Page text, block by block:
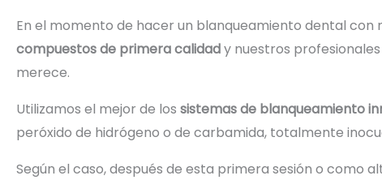
En el momento de hacer un blanqueamiento dental con
compuestos de primera calidady nuestros
merece.
Utilizamos el mejor de los sistemas de blanqueamiento
peróxido de hidrógeno o de carbamida, totalmente
Según el caso, después de esta primera sesión o